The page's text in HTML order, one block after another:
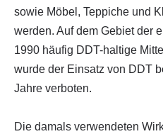
sowie Möbel, Teppiche und
werden. Auf dem Gebiet der
1990 häufig DDT-haltige
wurde der Einsatz von DDT
Jahre verboten.
Die damals verwendeten